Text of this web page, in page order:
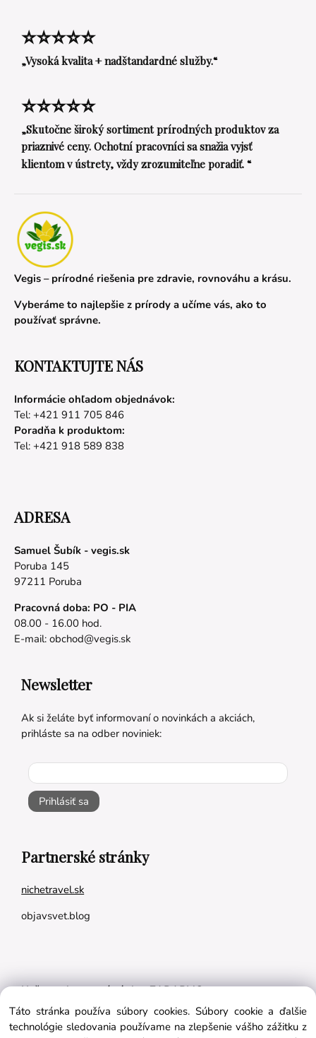
⭐⭐⭐⭐⭐
„Vysoká kvalita + nadštandardné služby.“
⭐⭐⭐⭐⭐
„Skutočne široký sortiment prírodných produktov za
priaznivé ceny. Ochotní pracovníci sa snažia vyjsť
klientom v ústrety, vždy zrozumiteľne poradiť. “
Vegis – prírodné riešenia pre zdravie, rovnováhu a krásu.
Vyberáme to najlepšie z prírody a učíme vás, ako to
používať správne.
KONTAKTUJTE NÁS
Informácie ohľadom objednávok:
Tel: +421 911 705 846
Poradňa k produktom:
Tel: +421 918 589 838
ADRESA
Samuel Šubík - vegis.sk
Poruba 145
97211 Poruba
Pracovná doba: PO - PIA
08.00 - 16.00 hod.
E-mail: obchod@vegis.sk
Newsletter
Ak si želáte byť informovaní o novinkách a akciách,
prihláste sa na odber noviniek:
Prihlásiť sa
Partnerské stránky
nichetravel.sk
objavsvet.blog
Naše appky pre vás úplne ZADARMO:
Tréningový plán na mieru
Táto stránka používa súbory cookies. Súbory cookie a ďalšie
technológie sledovania používame na zlepšenie vášho zážitku z